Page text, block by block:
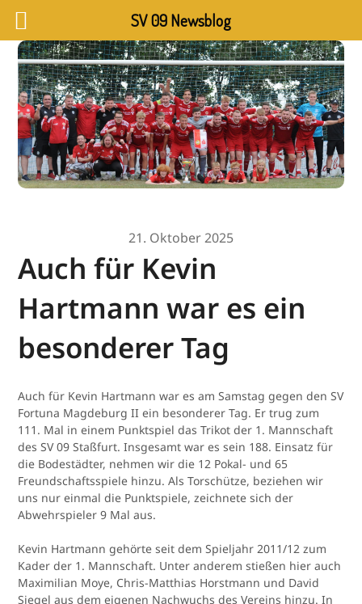
21. Oktober 2025
Auch für Kevin
Hartmann war es ein
besonderer Tag
Auch für Kevin Hartmann war es am Samstag gegen den SV
Fortuna Magdeburg II ein besonderer Tag. Er trug zum
111. Mal in einem Punktspiel das Trikot der 1. Mannschaft
des SV 09 Staßfurt. Insgesamt war es sein 188. Einsatz für
die Bodestädter, nehmen wir die 12 Pokal- und 65
Freundschaftsspiele hinzu. Als Torschütze, beziehen wir
uns nur einmal die Punktspiele, zeichnete sich der
Abwehrspieler 9 Mal aus.
Kevin Hartmann gehörte seit dem Spieljahr 2011/12 zum
Kader der 1. Mannschaft. Unter anderem stießen hier auch
Maximilian Moye, Chris-Matthias Horstmann und David
Siegel aus dem eigenen Nachwuchs des Vereins hinzu. In
SV 09 Newsblog